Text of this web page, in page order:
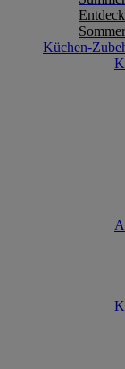
Küchen-